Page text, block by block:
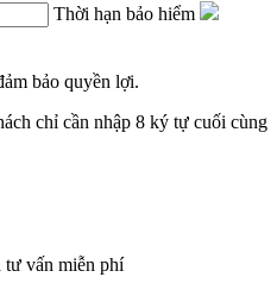
Thời hạn bảo hiểm
bảo quyền lợi.
chỉ cần nhập 8 ký tự cuối cùng
tư vấn miễn phí